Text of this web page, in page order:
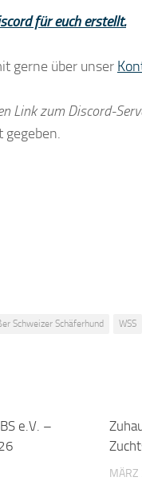
für euch erstellt.
gerne über unser
zum Discord-
gegeben.
Schweizer Schäferhund WSS
e.V. –